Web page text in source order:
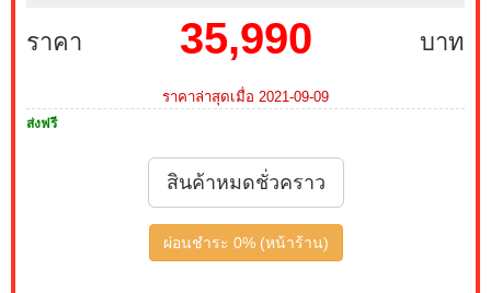
ราคา บาท
35,990
ราคาล่าสุดเมื่อ 2021-09-09
ส่งฟรี
สินค้าหมดชั่วคราว
ผ่อนชำระ 0% (หน้าร้าน)